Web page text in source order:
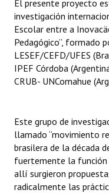
Antiguos Pobladores
Noticias Destacadas
Registros y Distinciones
Audiencias Públicas -
Mujeres que Dejaron
Periodistas Decanos -
El presente proyecto
investigación
Escolar entre a
Pedagógico”, formado
LESEF/CEFD/UFES
IPEF Córdoba
CRUB- UNComahue
Este grupo de
llamado “movimiento
brasilera de la década
fuertemente la función
allí surgieron
radicalmente las